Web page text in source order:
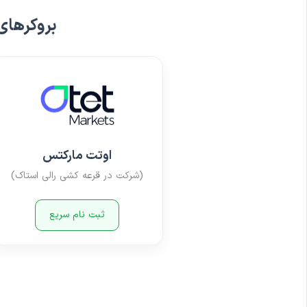
اوتت مارکتس
(شرکت در قرعه کشی رالی استاک)
ثبت نام سریع